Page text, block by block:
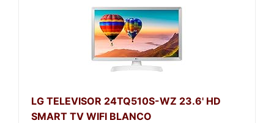
LG TELEVISOR 24TQ510S-WZ 23.6' HD
SMART TV WIFI BLANCO